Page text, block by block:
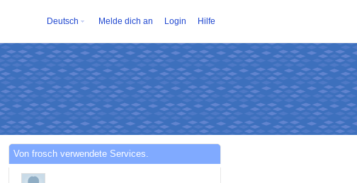
Deutsch Melde dich an Login Hilfe
Von frosch verwendete Services.